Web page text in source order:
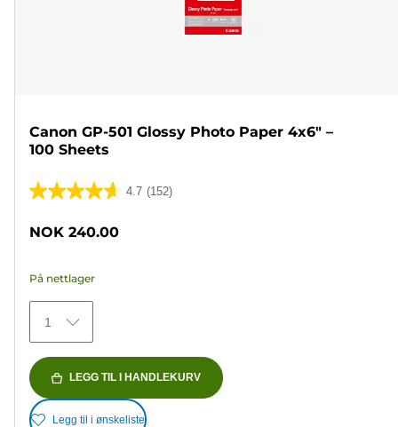
Canon GP-501 Glossy Photo Paper 4x6" –
100 Sheets
4.7 (152)
4.7
152
omtaler
NOK 240.00
På nettlager
1
LEGG TIL I HANDLEKURV
Legg til i ønskeliste